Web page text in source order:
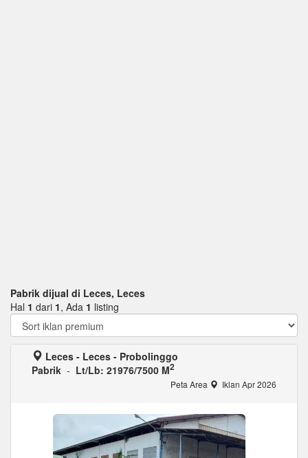
Pabrik dijual di Leces, Leces
Hal 1 dari 1, Ada 1 listing
Leces - Leces - Probolinggo
Pabrik - Lt/Lb: 21976/7500 M2
Peta Area Iklan Apr 2026